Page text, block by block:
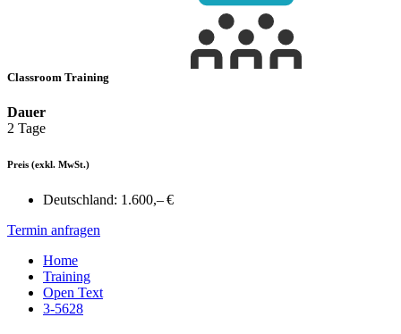
Classroom Training
Dauer
2 Tage
Preis (exkl. MwSt.)
Deutschland: 1.600,– €
Termin anfragen
Home
Training
Open Text
3-5628